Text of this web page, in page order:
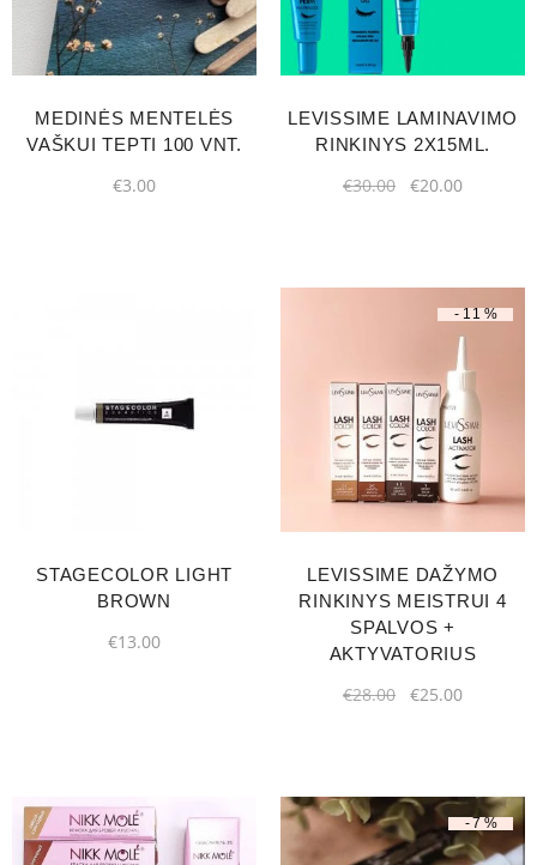
MEDINĖS MENTELĖS
VAŠKUI TEPTI 100 VNT.
€3.00
LEVISSIME LAMINAVIMO
RINKINYS 2X15ML.
€30.00 €20.00
STAGECOLOR LIGHT
BROWN
€13.00
-11%
LEVISSIME DAŽYMO
RINKINYS MEISTRUI 4
SPALVOS +
AKTYVATORIUS
€28.00 €25.00
-7%